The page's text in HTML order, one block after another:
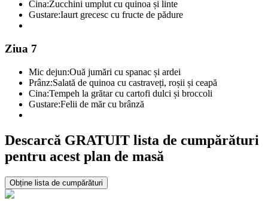
Cina:Zucchini umplut cu quinoa și linte
Gustare:Iaurt grecesc cu fructe de pădure
Ziua 7
Mic dejun:Ouă jumări cu spanac și ardei
Prânz:Salată de quinoa cu castraveți, roșii și ceapă
Cina:Tempeh la grătar cu cartofi dulci și broccoli
Gustare:Felii de măr cu brânză
Descarcă GRATUIT lista de cumpărături
pentru acest plan de masă
Obține lista de cumpărături